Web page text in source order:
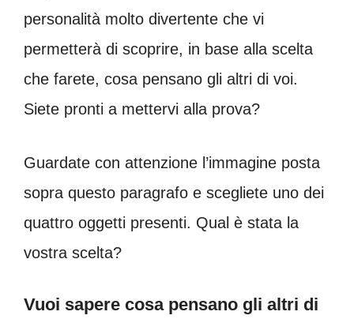
personalità molto divertente che vi
permetterà di scoprire, in base alla scelta
che farete, cosa pensano gli altri di voi.
Siete pronti a mettervi alla prova?
Guardate con attenzione l’immagine posta
sopra questo paragrafo e scegliete uno dei
quattro oggetti presenti. Qual è stata la
vostra scelta?
Vuoi sapere cosa pensano gli altri di